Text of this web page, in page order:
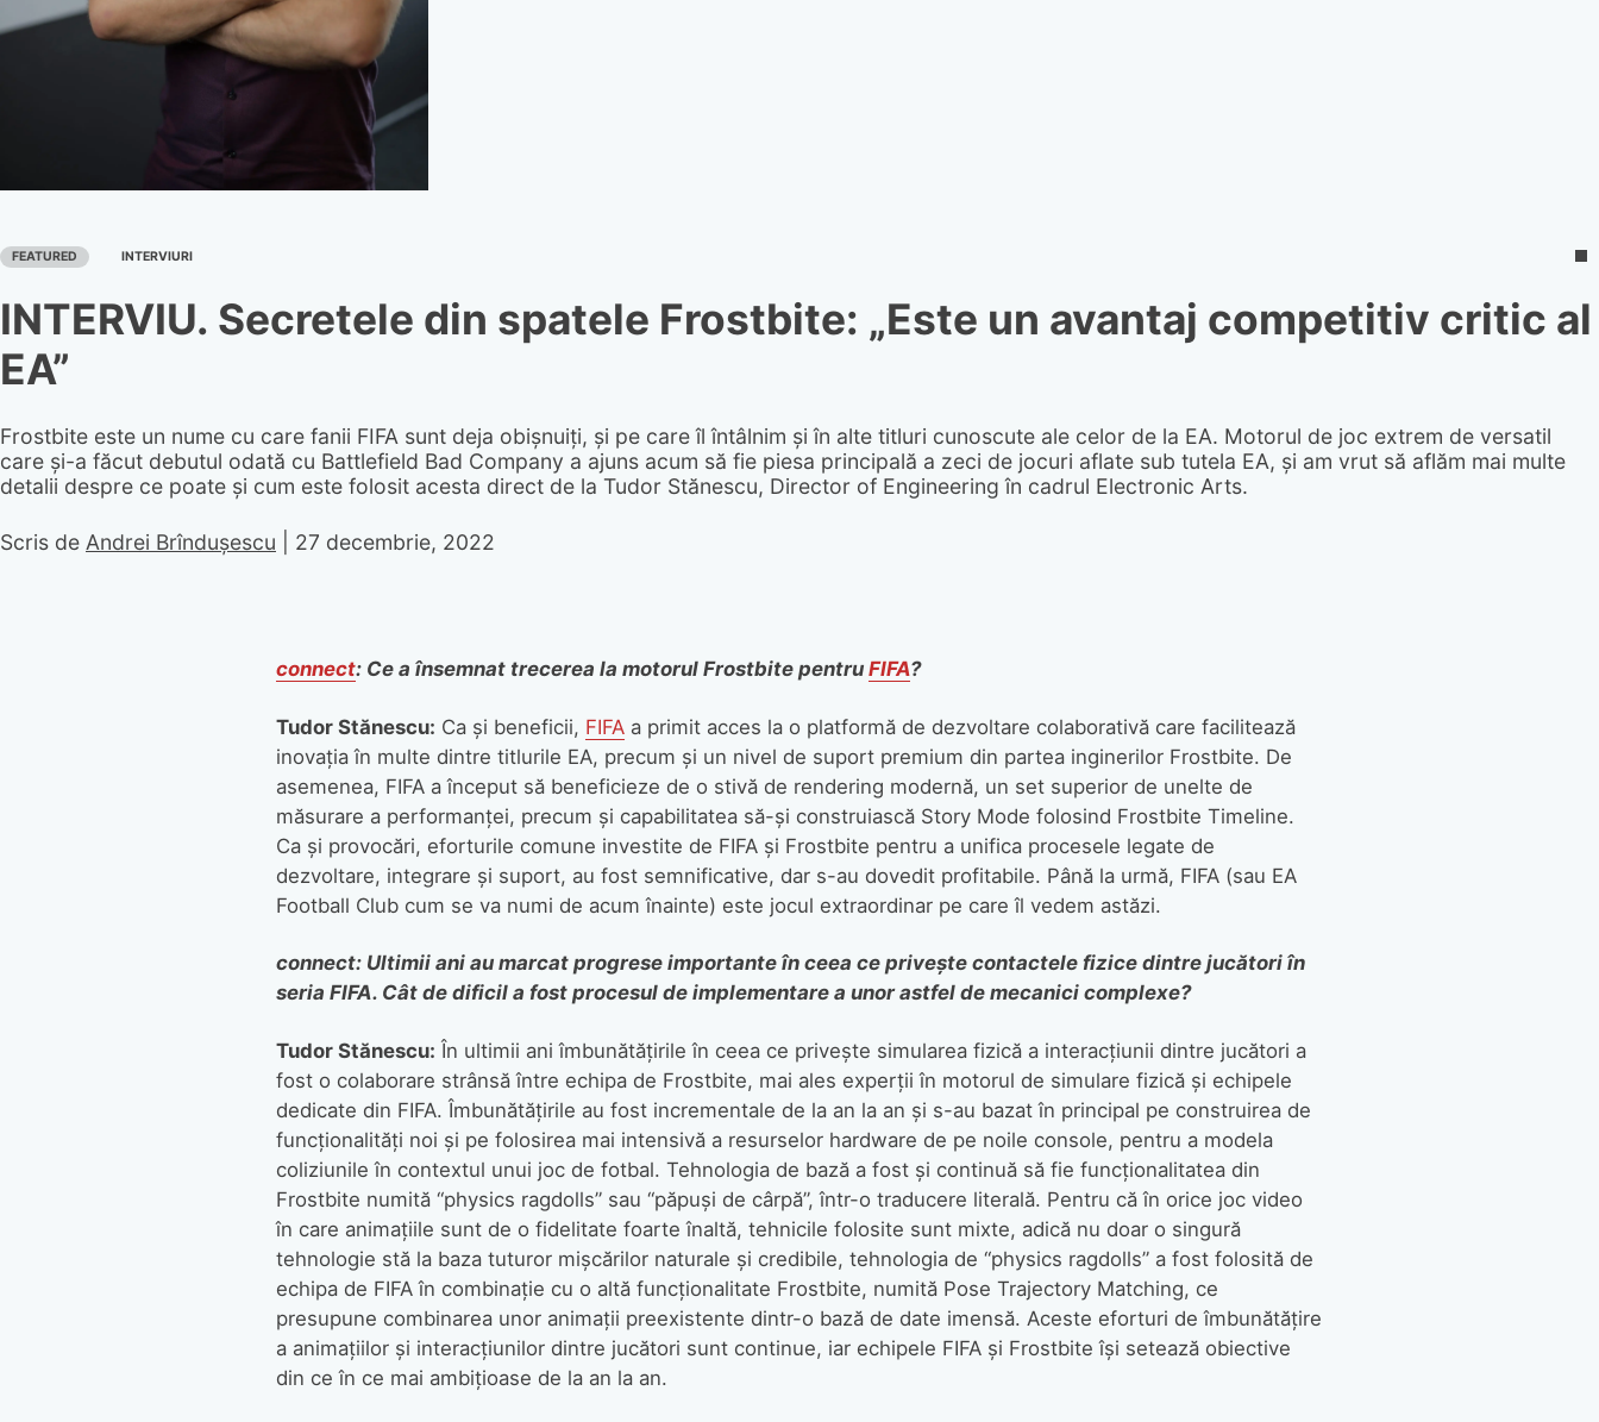
FEATURED INTERVIURI
INTERVIU. Secretele din spatele Frostbite: „Este un avantaj competitiv critic al
EA”
Frostbite este un nume cu care fanii FIFA sunt deja obișnuiți, și pe care îl întâlnim și în alte titluri cunoscute ale celor de la EA. Motorul de joc extrem de versatil
care și-a făcut debutul odată cu Battlefield Bad Company a ajuns acum să fie piesa principală a zeci de jocuri aflate sub tutela EA, și am vrut să aflăm mai multe
detalii despre ce poate și cum este folosit acesta direct de la Tudor Stănescu, Director of Engineering în cadrul Electronic Arts.
Scris de Andrei Brîndușescu 27 decembrie, 2022
connect: Ce a însemnat trecerea la motorul Frostbite pentru FIFA?
Tudor Stănescu: Ca și beneficii, FIFA a primit acces la o platformă de dezvoltare colaborativă care facilitează
inovația în multe dintre titlurile EA, precum și un nivel de suport premium din partea inginerilor Frostbite. De
asemenea, FIFA a început să beneficieze de o stivă de rendering modernă, un set superior de unelte de
măsurare a performanței, precum și capabilitatea să-și construiască Story Mode folosind Frostbite Timeline.
Ca și provocări, eforturile comune investite de FIFA și Frostbite pentru a unifica procesele legate de
dezvoltare, integrare și suport, au fost semnificative, dar s-au dovedit profitabile. Până la urmă, FIFA (sau EA
Football Club cum se va numi de acum înainte) este jocul extraordinar pe care îl vedem astăzi.
connect: Ultimii ani au marcat progrese importante în ceea ce privește contactele fizice dintre jucători în
seria FIFA. Cât de dificil a fost procesul de implementare a unor astfel de mecanici complexe?
Tudor Stănescu: În ultimii ani îmbunătățirile în ceea ce privește simularea fizică a interacțiunii dintre jucători a
fost o colaborare strânsă între echipa de Frostbite, mai ales experții în motorul de simulare fizică și echipele
dedicate din FIFA. Îmbunătățirile au fost incrementale de la an la an și s-au bazat în principal pe construirea de
funcționalități noi și pe folosirea mai intensivă a resurselor hardware de pe noile console, pentru a modela
coliziunile în contextul unui joc de fotbal. Tehnologia de bază a fost și continuă să fie funcționalitatea din
Frostbite numită “physics ragdolls” sau “păpuși de cârpă”, într-o traducere literală. Pentru că în orice joc video
în care animațiile sunt de o fidelitate foarte înaltă, tehnicile folosite sunt mixte, adică nu doar o singură
tehnologie stă la baza tuturor mișcărilor naturale și credibile, tehnologia de “physics ragdolls” a fost folosită de
echipa de FIFA în combinație cu o altă funcționalitate Frostbite, numită Pose Trajectory Matching, ce
presupune combinarea unor animații preexistente dintr-o bază de date imensă. Aceste eforturi de îmbunătățire
a animațiilor și interacțiunilor dintre jucători sunt continue, iar echipele FIFA și Frostbite își setează obiective
din ce în ce mai ambițioase de la an la an.